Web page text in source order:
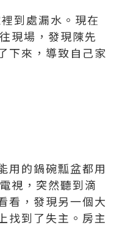
到處漏水。現在
現場，發現陳先
下來，導致自己家
用的鍋碗瓢盆都用
視，突然聽到滴
看，發現另一個大
找到了失主。房主